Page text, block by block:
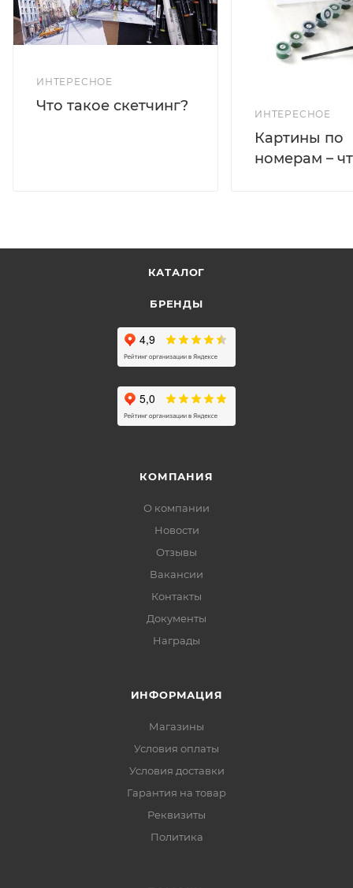
ИНТЕРЕСНОЕ
Что такое скетчинг?
ИНТЕРЕСНОЕ
Картины по
номерам –
КАТАЛОГ
БРЕНДЫ
КОМПАНИЯ
О компании
Новости
Отзывы
Вакансии
Контакты
Документы
Награды
ИНФОРМАЦИЯ
Магазины
Условия оплаты
Условия доставки
Гарантия на товар
Реквизиты
Политика